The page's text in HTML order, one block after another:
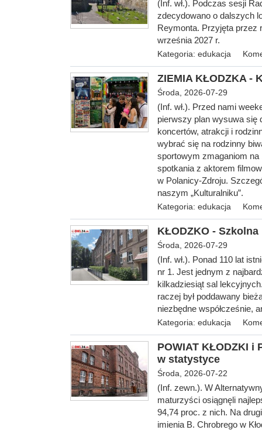
(Inf. wł.). Podczas sesji
zdecydowano o dalszych
Reymonta. Przyjęta przez
września 2027 r.
Kategoria: edukacja
ZIEMIA KŁODZKA -
Środa, 2026-07-29
(Inf. wł.). Przed nami
pierwszy plan wysuwa się
koncertów, atrakcji i
wybrać się na rodzinny
sportowym zmaganiom
spotkania z aktorem
w Polanicy-Zdroju.
naszym „Kulturalniku”.
Kategoria: edukacja
KŁODZKO -
Środa, 2026-07-29
(Inf. wł.). Ponad 110 lat
nr 1. Jest jednym z
kilkadziesiąt sal
raczej był poddawany
niezbędne współcześnie,
Kategoria: edukacja
POWIAT KŁODZKI i
w statystyce
Środa, 2026-07-22
(Inf. zewn.). W
maturzyści osiągnęli
94,74 proc. z nich. Na
imienia B. Chrobrego w